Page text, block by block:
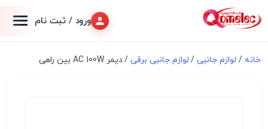
ورود / ثبت نام
خانه / لوازم جانبی/ لوازم جانبی برقی/ دیمر AC 100W بین راهی